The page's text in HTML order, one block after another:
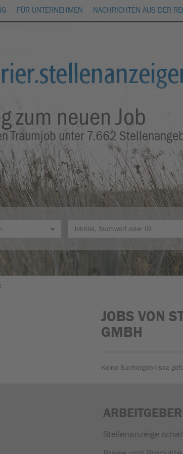
FÜR UNTERNEHMEN NACHRICHTEN AUS DER
zum neuen Job
Traumjob unter 7.662
JOBS VON
GMBH
Keine Suchergebnisse
ARBEITGEBER
Stellenanzeige